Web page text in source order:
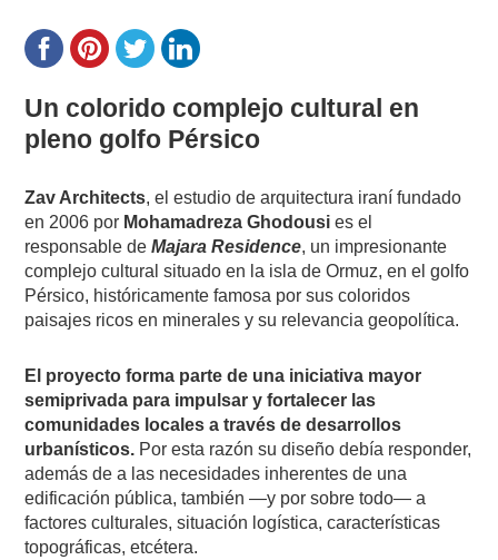
Un colorido complejo cultural en
pleno golfo Pérsico
Zav Architects, el estudio de arquitectura iraní fundado
en 2006 por Mohamadreza Ghodousi es el
responsable deMajara Residence, un impresionante
complejo cultural situado en la isla de Ormuz, en el golfo
Pérsico, históricamente famosa por sus coloridos
paisajes ricos en minerales y su relevancia geopolítica.
El proyecto forma parte de una iniciativa mayor
semiprivada para impulsar y fortalecer las
comunidades locales a través de desarrollos
urbanísticos. Por esta razón su diseño debía responder,
además de a las necesidades inherentes de una
edificación pública, también —y por sobre todo— a
factores culturales, situación logística, características
topográficas, etcétera.